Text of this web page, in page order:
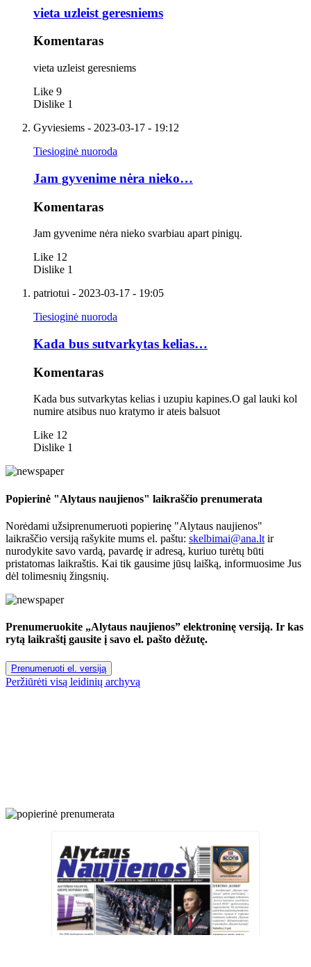
vieta uzleist geresniems
Komentaras
vieta uzleist geresniems
Like 9
Dislike 1
Gyviesiems - 2023-03-17 - 19:12
Tiesioginė nuoroda
Jam gyvenime nėra nieko…
Komentaras
Jam gyvenime nėra nieko svarbiau apart pinigų.
Like 12
Dislike 1
patriotui - 2023-03-17 - 19:05
Tiesioginė nuoroda
Kada bus sutvarkytas kelias…
Komentaras
Kada bus sutvarkytas kelias i uzupiu kapines.O gal lauki kol
numire atsibus nuo kratymo ir ateis balsuot
Like 12
Dislike 1
Popierinė "Alytaus naujienos" laikraščio prenumerata
Norėdami užsiprenumeruoti popierinę "Alytaus naujienos"
laikraščio versiją rašykite mums el. paštu: skelbimai@ana.lt ir
nurodykite savo vardą, pavardę ir adresą, kuriuo turėtų būti
pristatomas laikraštis. Kai tik gausime jūsų laišką, informuosime Jus
dėl tolimesnių žingsnių.
Prenumeruokite „Alytaus naujienos” elektroninę versiją. Ir kas
rytą laikraštį gausite į savo el. pašto dėžutę.
Prenumeruoti el. versiją
Peržiūrėti visą leidinių archyvą